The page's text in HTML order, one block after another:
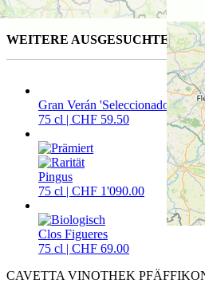
WEITERE AUSGESUCHTE
Gran Verán 'Seleccionado'
75 cl | CHF 59.50
Pingus
75 cl | CHF 1'090.00
Clos Figueres
75 cl | CHF 69.00
CAVETTA VINOTHEK